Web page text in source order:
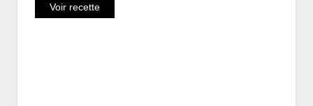
Voir recette